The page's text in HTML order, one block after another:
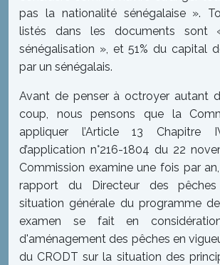
pas la nationalité sénégalaise ».
listés dans les documents
sénégalisation », et 51% du capital
par un sénégalais.
Avant de penser à octroyer autant
coup, nous pensons que la
appliquer l’Article 13 Chapitre
d’application n°216-1804 du 22
Commission examine une fois par
rapport du Directeur des
situation générale du programme
examen se fait en
d'aménagement des pêches en
du CRODT sur la situation des